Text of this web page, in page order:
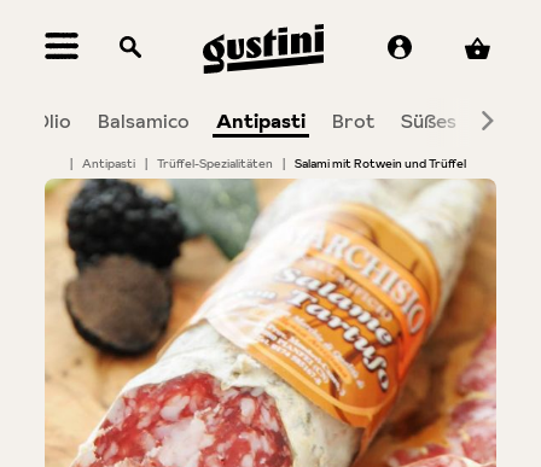
springen
Olio Balsamico Antipasti Brot Süßes Wein
| Antipasti | Trüffel-Spezialitäten | Salami mit Rotwein und Trüffel
Bildergalerie überspringen